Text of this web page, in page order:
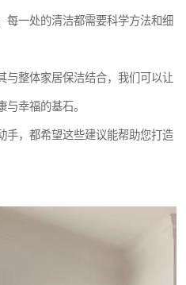
每一处的清洁都需要科学方法和细
与整体家居保洁结合，我们可以让
幸福的基石。
手，都希望这些建议能帮助您打造